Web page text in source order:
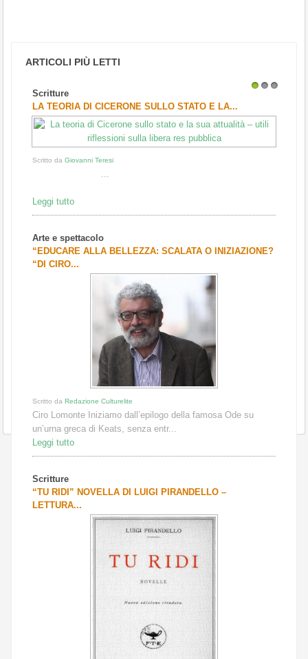
ARTICOLI PIÙ LETTI
Scritture
LA TEORIA DI CICERONE SULLO STATO E LA...
Scritto da Giovanni Teresi
...
Leggi tutto
Arte e spettacolo
“EDUCARE ALLA BELLEZZA: SCALATA O INIZIAZIONE?
“DI CIRO...
Scritto da Redazione Culturelite
Ciro Lomonte Iniziamo dall’epilogo della famosa Ode su
un’urna greca di Keats, senza entr...
Leggi tutto
Scritture
“TU RIDI” NOVELLA DI LUIGI PIRANDELLO –
LETTURA...